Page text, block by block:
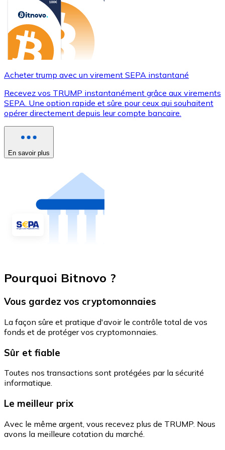
Acheter trump avec un virement SEPA instantané
Recevez vos TRUMP instantanément grâce aux virements
SEPA. Une option rapide et sûre pour ceux qui souhaitent
opérer directement depuis leur compte bancaire.
En savoir plus
Pourquoi Bitnovo ?
Vous gardez vos cryptomonnaies
La façon sûre et pratique d'avoir le contrôle total de vos
fonds et de protéger vos cryptomonnaies.
Sûr et fiable
Toutes nos transactions sont protégées par la sécurité
informatique.
Le meilleur prix
Avec le même argent, vous recevez plus de TRUMP. Nous
avons la meilleure cotation du marché.